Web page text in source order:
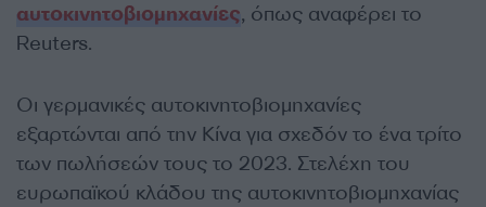
αυτοκινητοβιομηχανίες, όπως αναφέρει το
Reuters.
Οι γερμανικές αυτοκινητοβιομηχανίες
εξαρτώνται από την Κίνα για σχεδόν το ένα τρίτο
των πωλήσεών τους το 2023. Στελέχη του
ευρωπαϊκού κλάδου της αυτοκινητοβιομηχανίας